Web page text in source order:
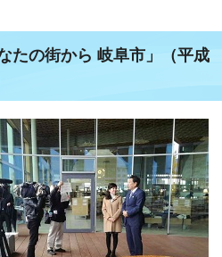
たの街から 岐阜市」（平成